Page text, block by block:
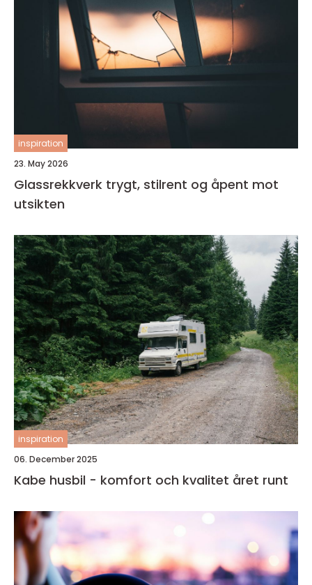
inspiration
23. May 2026
Glassrekkverk trygt, stilrent og åpent mot
utsikten
inspiration
06. December 2025
Kabe husbil - komfort och kvalitet året runt